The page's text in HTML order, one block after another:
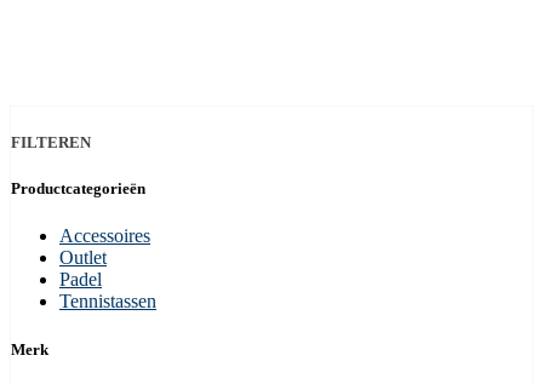
FILTEREN
Productcategorieën
Accessoires
Outlet
Padel
Tennistassen
Merk